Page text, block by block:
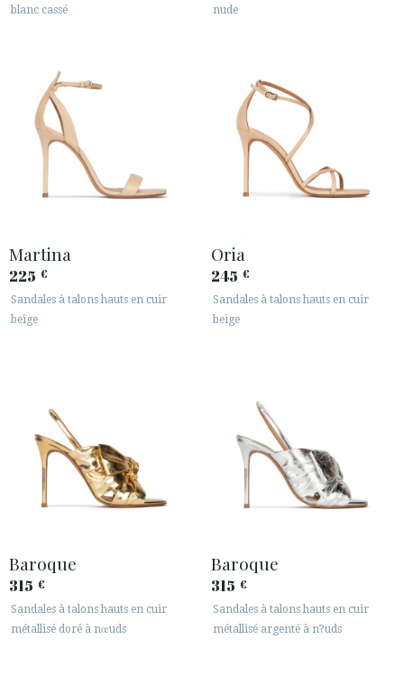
blanc cassé
nude
Martina
225 €
Sandales à talons hauts en cuir
beige
Oria
245 €
Sandales à talons hauts en cuir
beige
Baroque
315 €
Sandales à talons hauts en cuir
métallisé doré à nœuds
Baroque
315 €
Sandales à talons hauts en cuir
métallisé argenté à n?uds